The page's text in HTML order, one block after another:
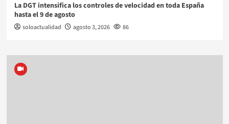
La DGT intensifica los controles de velocidad en toda España
hasta el 9 de agosto
soloactualidad agosto 3, 2026 86